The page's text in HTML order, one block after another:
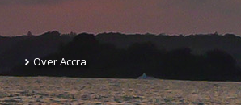
Over Accra